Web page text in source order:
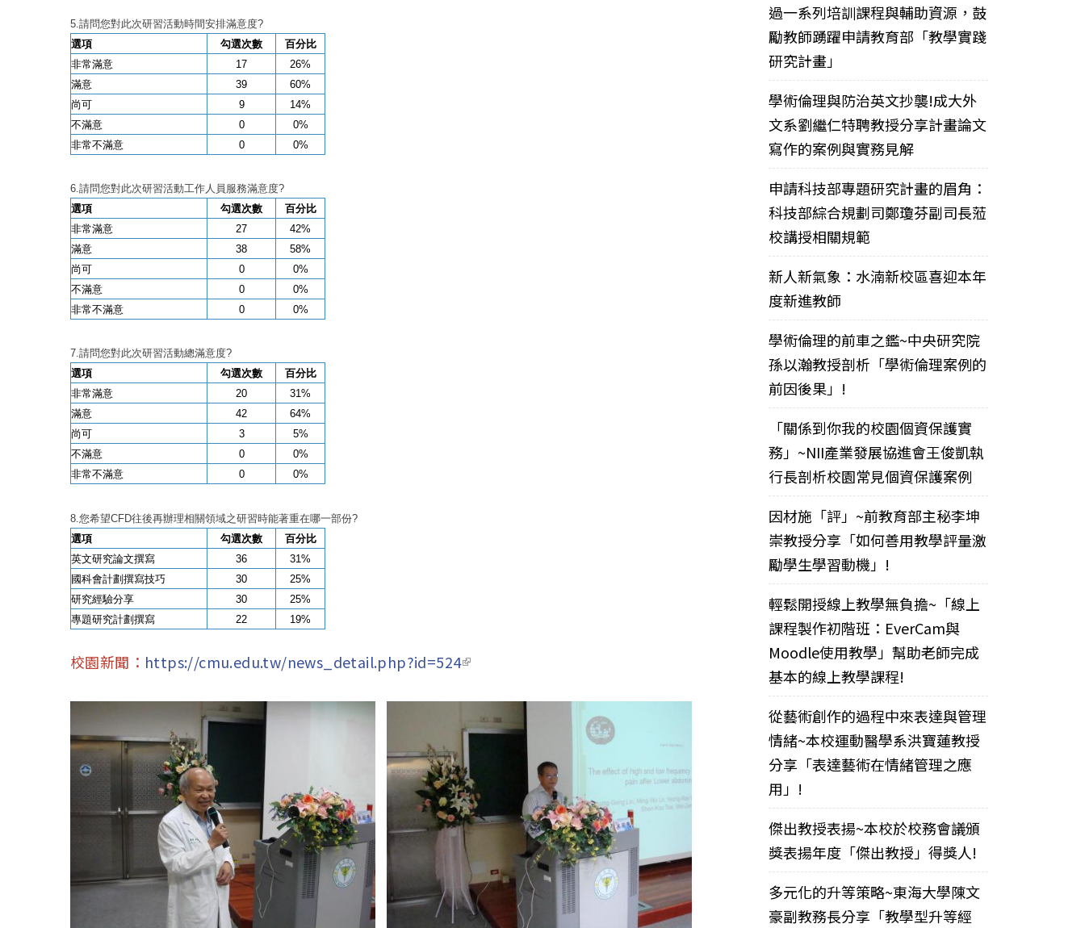
5.請問您對此次研習活動時間安排滿意度?
選項
勾選次數
百分比
非常滿意
17
26%
滿意
39
60%
尚可
9
14%
不滿意
0
0%
非常不滿意
0 0%
6.請問您對此次研習活動工作人員服務滿意度?
選項
勾選次數
百分比
非常滿意
27
42%
滿意
38
58%
尚可
0
0%
不滿意
0
0%
非常不滿意
0 0%
7.請問您對此次研習活動總滿意度?
選項
勾選次數
百分比
非常滿意
20
31%
滿意
42
64%
尚可
3
5%
不滿意
0
0%
非常不滿意
0 0%
8.您希望CFD往後再辦理相關領域之研習時能著重在哪一部份?
選項
勾選次數
百分比
英文研究論文撰寫
36
31%
國科會計劃撰寫技巧
30
25%
研究經驗分享
30
25%
專題研究計劃撰寫
22 19%
校園新聞： https://cmu.edu.tw/news_detail.php?id=524(link is external)
過一系列培訓課程與輔助資源，鼓
勵教師踴躍申請教育部「教學實踐
研究計畫」
學術倫理與防治英文抄襲!成大外
文系劉繼仁特聘教授分享計畫論文
寫作的案例與實務見解
申請科技部專題研究計畫的眉角：
科技部綜合規劃司鄭瓊芬副司長蒞
校講授相關規範
新人新氣象：水湳新校區喜迎本年
度新進教師
學術倫理的前車之鑑~中央研究院
孫以瀚教授剖析「學術倫理案例的
前因後果」!
「關係到你我的校園個資保護實
務」~NII產業發展協進會王俊凱執
行長剖析校園常見個資保護案例
因材施「評」~前教育部主秘李坤
崇教授分享「如何善用教學評量激
勵學生學習動機」!
輕鬆開授線上教學無負擔~「線上
課程製作初階班：EverCam與
Moodle使用教學」幫助老師完成
基本的線上教學課程!
從藝術創作的過程中來表達與管理
情緒~本校運動醫學系洪寶蓮教授
分享「表達藝術在情緒管理之應
用」!
傑出教授表揚~本校於校務會議頒
獎表揚年度「傑出教授」得獎人!
多元化的升等策略~東海大學陳文
豪副教務長分享「教學型升等經